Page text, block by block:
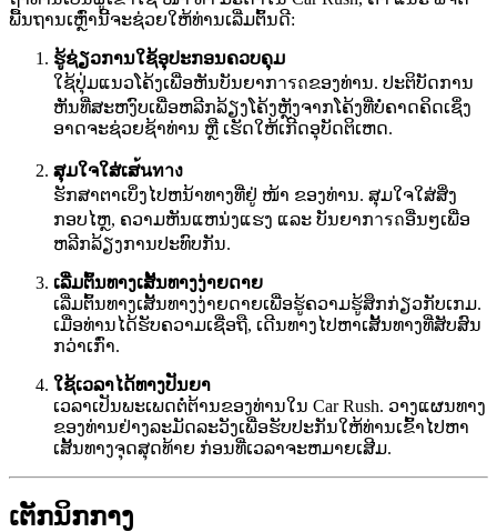
ພື້ນຖານເຫຼົ່ານີ້ຈະຊ່ວຍໃຫ້ທ່ານເລີ່ມຕົ້ນດີ:
ຮູ້ຊ່ຽວການໃຊ້ອຸປະກອນຄວບຄຸມ
ໃຊ້ປຸ່ມແນວໂຄ້ງເພື່ອຫັນບັນຍາກารถຂອງທ່ານ. ປະຕິບັດການ
ຫັນທີ່ສະຫງົບເພື່ອຫລີກລ້ຽງໂຄ້ງຫຼັງຈາກໂຄ້ງທີ່ບໍ່ຄາດຄິດເຊິ່ງ
ອາດຈະຊ່ວຍຊ້າທ່ານ ຫຼື ເຮັດໃຫ້ເກີດອຸບັດຕິເຫດ.
ສຸມໃຈໃສ່ເສ้นทาง
ຮັກສາຕາເບິ່ງໄປຫນ້າທາງທີ່ຢູ່ ໜ້າ ຂອງທ່ານ. ສຸມໃຈໃສ່ສິ່ງ
ກອບໄຫຼ, ຄວາມຫັນແຫນ່ງແຮງ ແລະ ບັນຍາກารถອື່ນໆເພື່ອ
ຫລີກລ້ຽງການປະທົບກັນ.
ເລີ່ມຕົ້ນທາງເສັ້ນທາງງ່າຍດາຍ
ເລີ່ມຕົ້ນທາງເສັ້ນທາງງ່າຍດາຍເພື່ອຮູ້ຄວາມຮູ້ສຶກກ່ຽວກັບເກມ.
ເມື່ອທ່ານໄດ້ຮັບຄວາມເຊື່ອຖື, ເດີນທາງໄປຫາເສັ້ນທາງທີ່ສັບສົນ
ກວ່າເກົ່າ.
ໃຊ້ເວລາໄດ້ທາງປັນຍາ
ເວລາເປັນພະເພດຕໍ່ຕ້ານຂອງທ່ານໃນ Car Rush. ວາງແຜນທາງ
ຂອງທ່ານຢ່າງລະມັດລະວັງເພື່ອຮັບປະກັນໃຫ້ທ່ານເຂົ້າໄປຫາ
ເສັ້ນທາງຈຸດສຸດທ້າຍ ກ່ອນທີ່ເວລາຈະຫມາຍເສີມ.
ເຕັກນິກກາງ